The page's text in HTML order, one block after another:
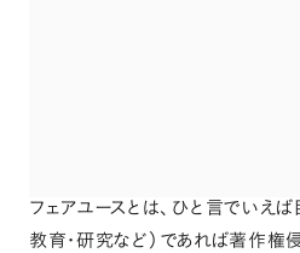
フェアユースとは、 ひと言でいえ
教育・研究など ） であれば著作権